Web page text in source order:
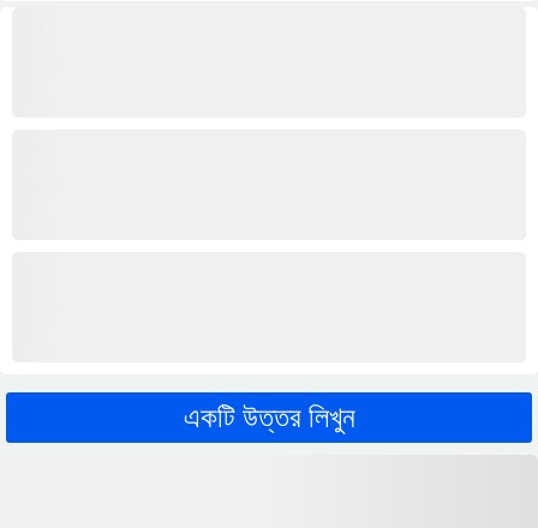
একটি উত্তর লিখুন